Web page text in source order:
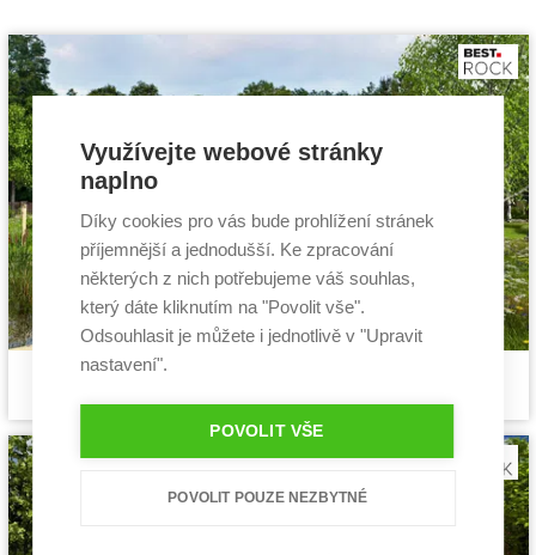
Cena projektu:
44 990 Kč
Dispozice:
4+1
Užitná plocha:
151,2 m²
Využívejte webové stránky
naplno
Díky cookies pro vás bude prohlížení stránek
příjemnější a jednodušší. Ke zpracování
některých z nich potřebujeme váš souhlas,
který dáte kliknutím na "Povolit vše".
Odsouhlasit je můžete i jednotlivě v "Upravit
nastavení".
POVOLIT VŠE
POVOLIT POUZE NEZBYTNÉ